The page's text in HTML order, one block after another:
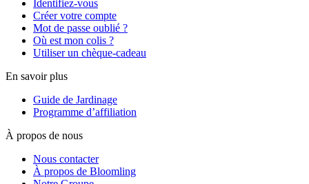
Identifiez-vous
Créer votre compte
Mot de passe oublié ?
Où est mon colis ?
Utiliser un chèque-cadeau
En savoir plus
Guide de Jardinage
Programme d’affiliation
À propos de nous
Nous contacter
À propos de Bloomling